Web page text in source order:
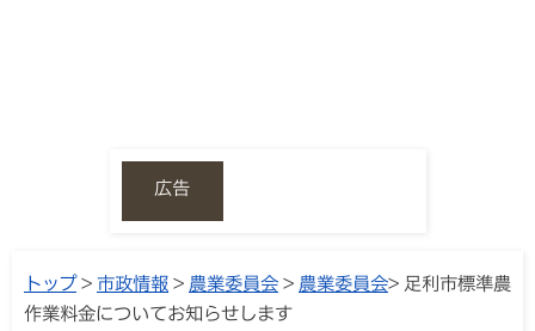
広告
トップ> 市政情報 > 農業委員会 > 農業委員会> 足利市標準農
作業料金についてお知らせします